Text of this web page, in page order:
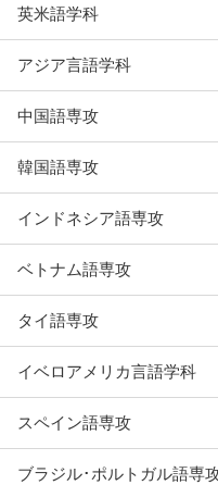
英米語学科
アジア言語学科
中国語専攻
韓国語専攻
インドネシア語専攻
ベトナム語専攻
タイ語専攻
イベロアメリカ言語学科
スペイン語専攻
ブラジル･ポルトガル語専